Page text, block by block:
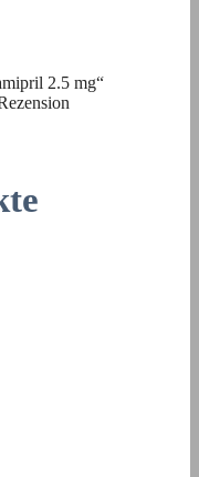
2.5 mg“